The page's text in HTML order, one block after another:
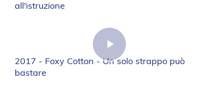
all'istruzione
2017 - Foxy Cotton - Un solo strappo può
bastare